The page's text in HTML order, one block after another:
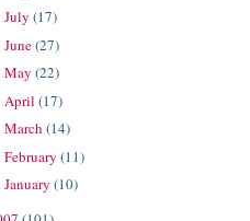
July(17)
June(27)
May(22)
April(17)
March(14)
February(11)
January(10)